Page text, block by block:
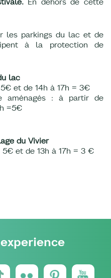
les parkings du lac et de
à la protection de
lac
et de 14h à 17h = 3€
aménagés : à partir de
=5€
du Vivier
et de 13h à 17h = 3 €